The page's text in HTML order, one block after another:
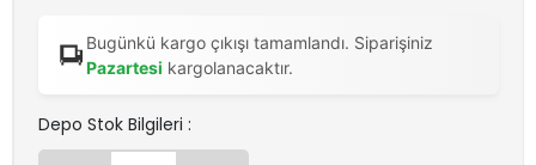
Bugünkü kargo çıkışı tamamlandı. Siparişiniz
Pazartesi kargolanacaktır.
Depo Stok Bilgileri :